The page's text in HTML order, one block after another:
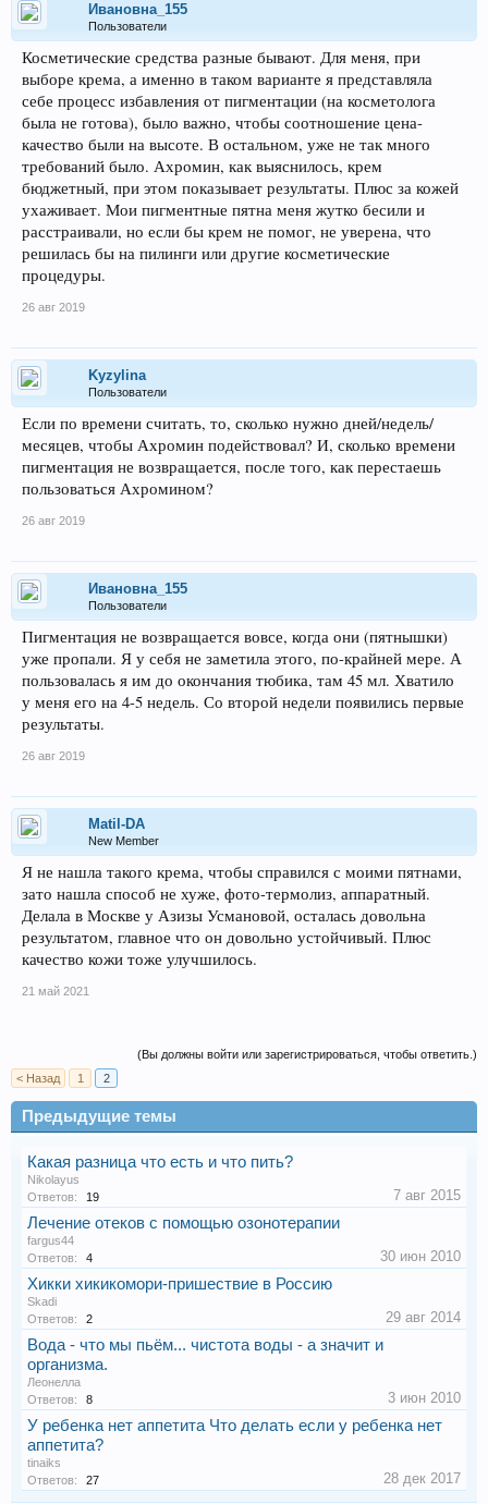
Ивановна_155
Пользователи
Косметические средства разные бывают. Для меня, при
выборе крема, а именно в таком варианте я представляла
себе процесс избавления от пигментации (на косметолога
была не готова), было важно, чтобы соотношение цена-
качество были на высоте. В остальном, уже не так много
требований было. Ахромин, как выяснилось, крем
бюджетный, при этом показывает результаты. Плюс за кожей
ухаживает. Мои пигментные пятна меня жутко бесили и
расстраивали, но если бы крем не помог, не уверена, что
решилась бы на пилинги или другие косметические
процедуры.
26 авг 2019
Kyzylina
Пользователи
Если по времени считать, то, сколько нужно дней/недель/
месяцев, чтобы Ахромин подействовал? И, сколько времени
пигментация не возвращается, после того, как перестаешь
пользоваться Ахромином?
26 авг 2019
Ивановна_155
Пользователи
Пигментация не возвращается вовсе, когда они (пятнышки)
уже пропали. Я у себя не заметила этого, по-крайней мере. А
пользовалась я им до окончания тюбика, там 45 мл. Хватило
у меня его на 4-5 недель. Со второй недели появились первые
результаты.
26 авг 2019
Matil-DA
New Member
Я не нашла такого крема, чтобы справился с моими пятнами,
зато нашла способ не хуже, фото-термолиз, аппаратный.
Делала в Москве у Азизы Усмановой, осталась довольна
результатом, главное что он довольно устойчивый. Плюс
качество кожи тоже улучшилось.
21 май 2021
(Вы должны войти или зарегистрироваться, чтобы ответить.)
< Назад
1 2
Предыдущие темы
Какая разница что есть и что пить?
Nikolayus
Ответов:
19 7 авг 2015
Лечение отеков с помощью озонотерапии
fargus44
Ответов:
4 30 июн 2010
Хикки хикикомори-пришествие в Россию
Skadi
Ответов:
2 29 авг 2014
Вода - что мы пьём... чистота воды - а значит и
организма.
Леонелла
Ответов:
8 3 июн 2010
У ребенка нет аппетита Что делать если у ребенка нет
аппетита?
tinaiks
Ответов:
27 28 дек 2017